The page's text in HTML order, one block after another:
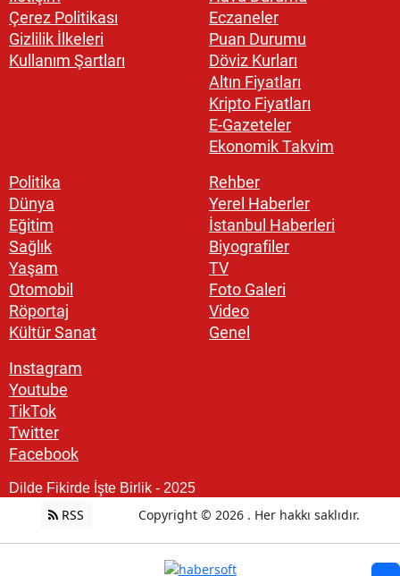
Çerez Politikası
Gizlilik İlkeleri
Kullanım Şartları
Eczaneler
Puan Durumu
Döviz Kurları
Altın Fiyatları
Kripto Fiyatları
E-Gazeteler
Ekonomik Takvim
Politika
Dünya
Eğitim
Sağlık
Yaşam
Otomobil
Röportaj
Kültür Sanat
Rehber
Yerel Haberler
İstanbul Haberleri
Biyografiler
TV
Foto Galeri
Video
Genel
Instagram
Youtube
TikTok
Twitter
Facebook
Dilde Fikirde İşte Birlik - 2025
RSS Copyright © 2026 . Her hakkı saklıdır.